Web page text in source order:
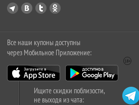
Все наши купоны доступны
через Мобильное Приложение:
Ищите скидки поблизости,
не выходя из чата: